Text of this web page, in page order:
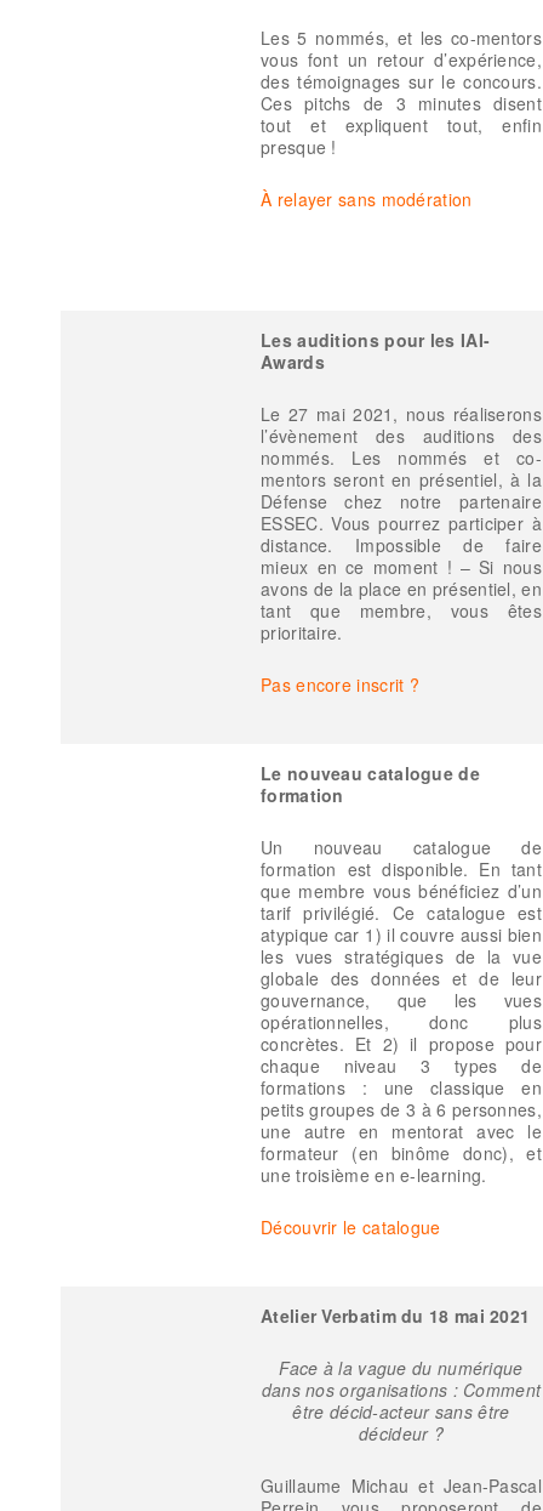
Les 5 nommés, et les co-mentors
vous font un retour d’expérience,
des témoignages sur le concours.
Ces pitchs de 3 minutes disent
tout et expliquent tout, enfin
presque !
À relayer sans modération
Les auditions pour les IAI-
Awards
Le 27 mai 2021, nous réaliserons
l’évènement des auditions des
nommés. Les nommés et co-
mentors seront en présentiel, à la
Défense chez notre partenaire
ESSEC. Vous pourrez participer à
distance. Impossible de faire
mieux en ce moment ! – Si nous
avons de la place en présentiel, en
tant que membre, vous êtes
prioritaire.
Pas encore inscrit ?
Le nouveau catalogue de
formation
Un nouveau catalogue de
formation est disponible. En tant
que membre vous bénéficiez d’un
tarif privilégié. Ce catalogue est
atypique car 1) il couvre aussi bien
les vues stratégiques de la vue
globale des données et de leur
gouvernance, que les vues
opérationnelles, donc plus
concrètes. Et 2) il propose pour
chaque niveau 3 types de
formations : une classique en
petits groupes de 3 à 6 personnes,
une autre en mentorat avec le
formateur (en binôme donc), et
une troisième en e-learning.
Découvrir le catalogue
Atelier Verbatim du 18 mai 2021
Face à la vague du numérique
dans nos organisations : Comment
être décid-acteur sans être
décideur ?
Guillaume Michau et Jean-Pascal